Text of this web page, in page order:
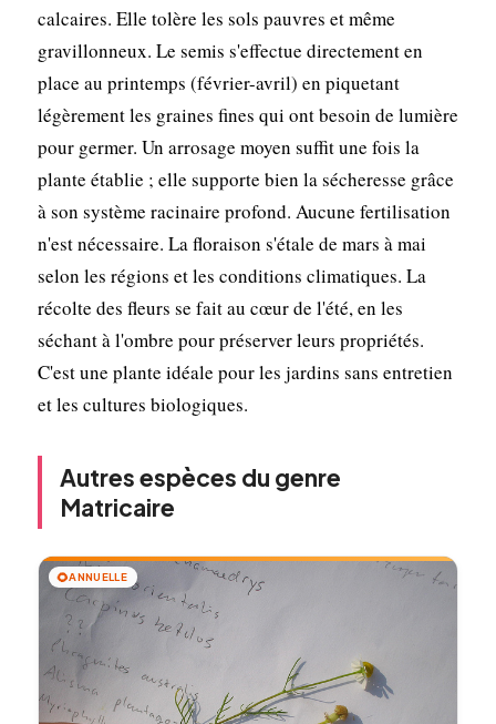
calcaires. Elle tolère les sols pauvres et même
gravillonneux. Le semis s'effectue directement en
place au printemps (février-avril) en piquetant
légèrement les graines fines qui ont besoin de lumière
pour germer. Un arrosage moyen suffit une fois la
plante établie ; elle supporte bien la sécheresse grâce
à son système racinaire profond. Aucune fertilisation
n'est nécessaire. La floraison s'étale de mars à mai
selon les régions et les conditions climatiques. La
récolte des fleurs se fait au cœur de l'été, en les
séchant à l'ombre pour préserver leurs propriétés.
C'est une plante idéale pour les jardins sans entretien
et les cultures biologiques.
Autres espèces du genre
Matricaire
🌻ANNUELLE